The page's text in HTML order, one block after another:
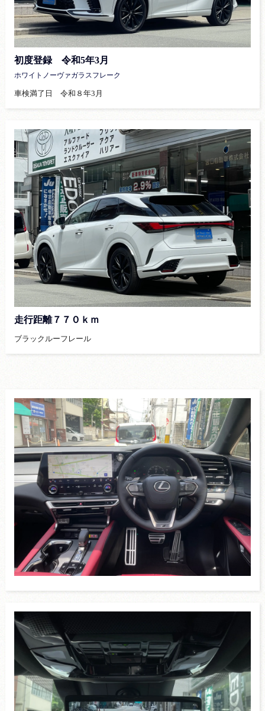
初度登録 令和5年3月
ホワイトノーヴァガラスフレーク
車検満了日 令和８年3月
走行距離７７０ｋｍ
ブラックルーフレール